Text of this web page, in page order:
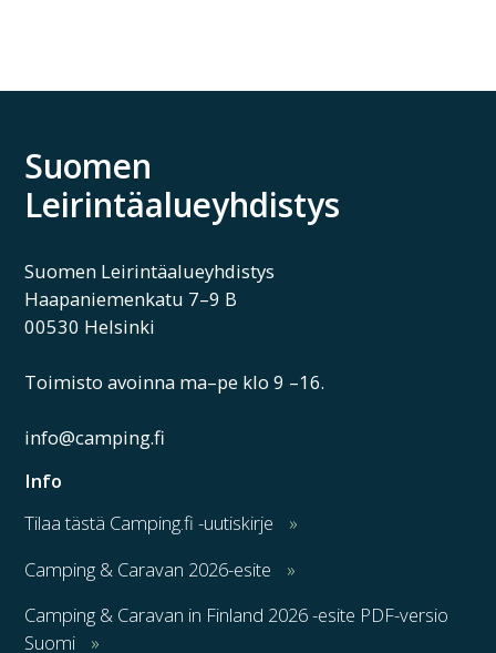
Suomen
Leirintäalueyhdistys
Suomen Leirintäalueyhdistys
Haapaniemenkatu 7–9 B
00530 Helsinki
Toimisto avoinna ma–pe klo 9 –16.
info@camping.fi
Info
Tilaa tästä Camping.fi -uutiskirje
Camping & Caravan 2026-esite
Camping & Caravan in Finland 2026 -esite PDF-versio
Suomi